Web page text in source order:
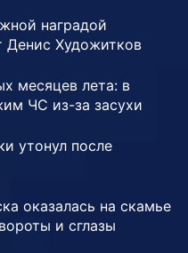
наградой
Денис Художитков
месяцев лета: в
ЧС из-за засухи
утонул после
оказалась на скамье
и сглазы